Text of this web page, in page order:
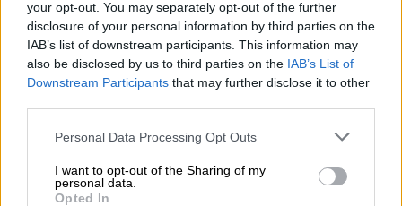
your opt-out. You may separately opt-out of the further
disclosure of your personal information by third parties on the
IAB’s list of downstream participants. This information may
also be disclosed by us to third parties on the IAB’s List of
Downstream Participants that may further disclose it to other
Personal Data Processing Opt Outs
I want to opt-out of the Sharing of my
personal data.
Opted In
medios, decidieron que había que torcer el pulso a
la democracia. Y entonces apareció el"sindicato
del crimen", hoy vigente aún...
AUTOR CONCHA MINGUELA
MIÉRCOLES, 07 AGOSTO 2019